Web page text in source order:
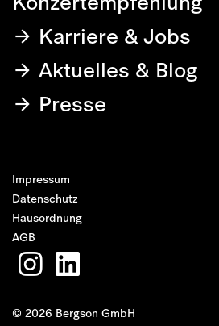
Karriere & Jobs
Aktuelles & Blog
Presse
© 2026 Bergson GmbH
Impressum
Datenschutz
Hausordnung
AGB